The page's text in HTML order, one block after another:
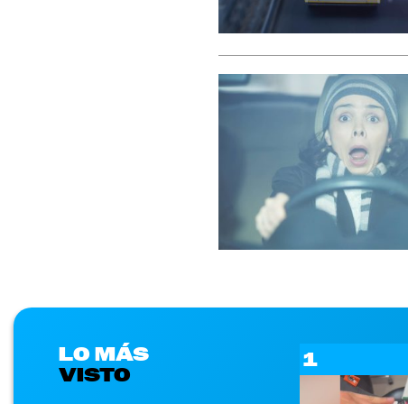
LO MÁS
VISTO
1